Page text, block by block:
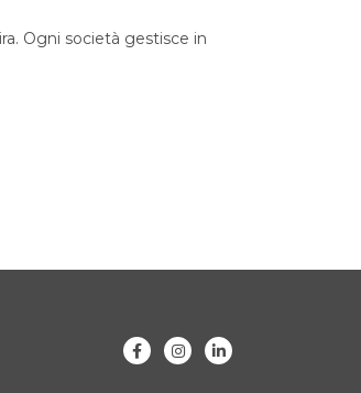
Ogni società gestisce in